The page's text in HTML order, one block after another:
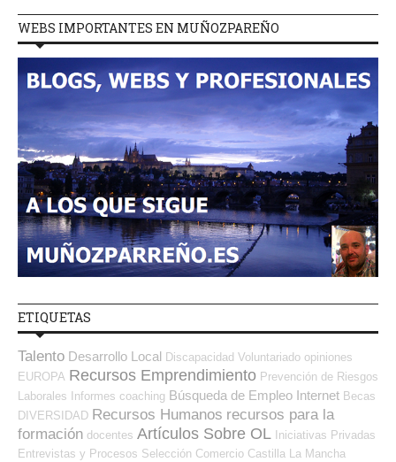
WEBS IMPORTANTES EN MUÑOZPAREÑO
ETIQUETAS
Talento Desarrollo Local Discapacidad Voluntariado opiniones
EUROPA Recursos Emprendimiento Prevención de Riesgos
Laborales
Informes coaching Búsqueda de Empleo Internet Becas
DIVERSIDAD Recursos Humanos recursos para la
formación docentes Artículos Sobre OL Iniciativas Privadas
Entrevistas y Procesos Selección Comercio Castilla La Mancha